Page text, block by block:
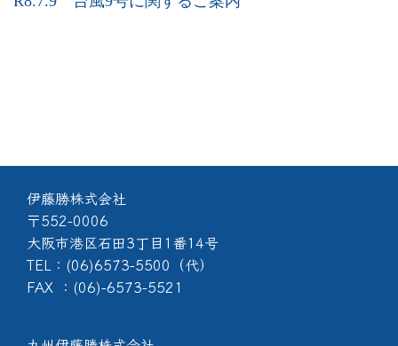
伊藤勝株式会社
〒552-0006
大阪市港区石田3丁目1番14号
TEL：(06)6573-5500（代）
FAX ：(06)-6573-5521